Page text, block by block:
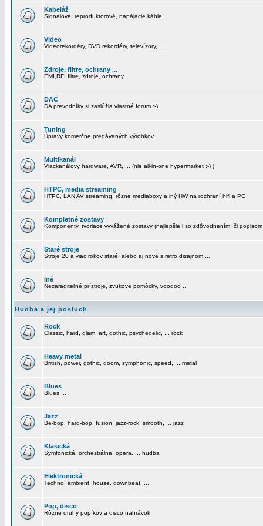
Kabeláž
Signálové, reproduktorové, napájacie káble.
Video
Videorekordéry, DVD rekordéry, televízory, ...
Zdroje, filtre, ochrany ...
EMI,RFI filtre, zdroje, ochrany ...
DAC
DA prevodníky si zaslúžia vlastné forum :-)
Tuning
Úpravy komerčne predávaných výrobkov.
Multikanál
Viackanálovy hardware, AVR, ... (nie all-in-one hypermarket :-) )
HTPC, media streaming
HTPC, LAN AV streaming, rôzne mediaboxy a iný HW na rozhraní hifi a PC
Kompletné zostavy
Komponenty, tvoriace vyvážené zostavy (najlepšie i so zdôvodnením, či
Staré stroje
Stroje 20 a viac rokov staré, alebo aj nové s retro dizajnom ...
Iné
Nezaraditeľné prístroje, zvukové pomôcky, voodoo ...
Hudba a jej posluch
Rock
Classic, hard, glam, art, gothic, psychedelic, ... rock
Heavy metal
British, power, gothic, doom, symphonic, speed, ... metal
Blues
Blues ...
Jazz
Be-bop, hard-bop, fusion, jazz-rock, smooth, ... jazz
Klasická
Symfonická, orchestrálna, opera, ... hudba
Elektronická
Techno, ambient, house, downbeat, ...
Pop, disco
Rôzne druhy popíkov a disco nahrávok